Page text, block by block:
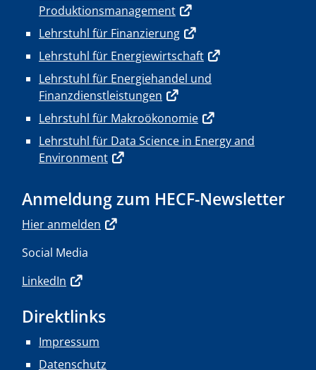
Produktionsmanagement
Lehrstuhl für Finanzierung
Lehrstuhl für Energiewirtschaft
Lehrstuhl für Energiehandel und
Finanzdienstleistungen
Lehrstuhl für Makroökonomie
Lehrstuhl für Data Science in Energy and
Environment
Anmeldung zum HECF-Newsletter
Hier anmelden
Social Media
LinkedIn
Direktlinks
Impressum
Datenschutz